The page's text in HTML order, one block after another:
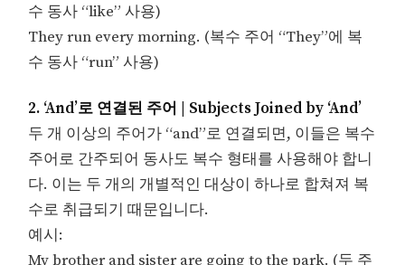
수 동사 “like” 사용)
They run every morning. (복수 주어 “They”에 복
수 동사 “run” 사용)
2. ‘And’로 연결된 주어 | Subjects Joined by ‘And’
두 개 이상의 주어가 “and”로 연결되면, 이들은 복수
주어로 간주되어 동사도 복수 형태를 사용해야 합니
다. 이는 두 개의 개별적인 대상이 하나로 합쳐져 복
수로 취급되기 때문입니다.
예시:
My brother and sister are going to the park. (두 주